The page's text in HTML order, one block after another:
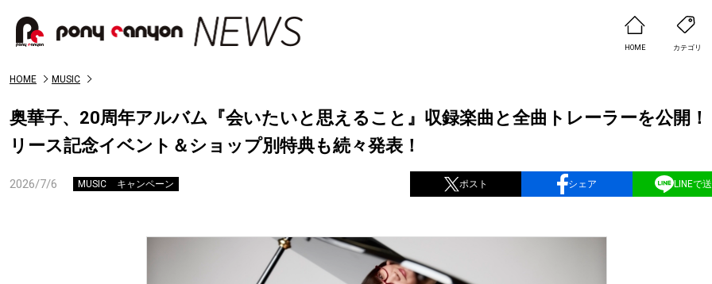
HOME カテゴリ
HOME MUSIC
奥華子、20周年アルバム『会いたいと思えること』収録楽曲と全曲トレーラーを公開
リース記念イベント＆ショップ別特典も続々発表！
2026/7/6 MUSIC キャンペーン ポスト シェア LINEで